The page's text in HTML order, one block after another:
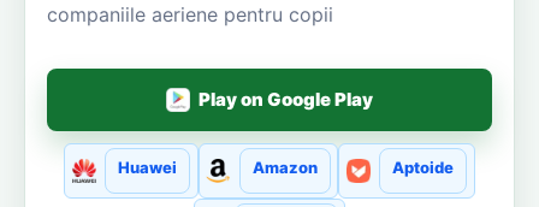
companiile aeriene pentru copii
Play on Google Play
Huawei Amazon Aptoide